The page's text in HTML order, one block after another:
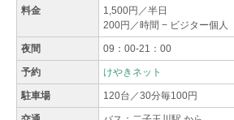
料金
1,500円／半日
200円／時間 − ビジター個人
夜間 09：00-21：00
予約 けやきネット
駐車場 120台／30分毎100円